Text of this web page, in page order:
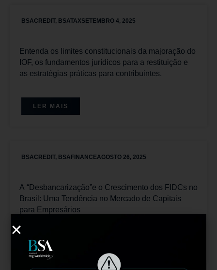
BSACREDIT, BSATAXSETEMBRO 4, 2025
Entenda os limites constitucionais da majoração do
IOF, os fundamentos jurídicos para a restituição e
as estratégias práticas para contribuintes.
LER MAIS
BSACREDIT, BSAFINANCEAGOSTO 26, 2025
A “Desbancarização”e o Crescimento dos FIDCs no
Brasil: Uma Tendência no Mercado de Capitais
para Empresários
LER MAIS